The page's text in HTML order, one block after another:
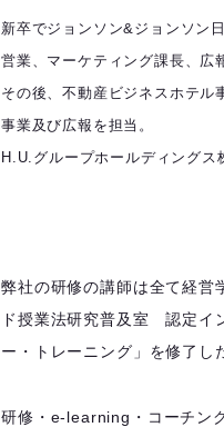
新卒でジョンソン&ジョンソン
営業、マーケティング課長、広
その後、不動産ビジネスホテル
事業及び広報を担当。
H.U.グループホールディング
弊社の研修の講師は全て経営
ド授業法研究普及室 認定イ
ー・トレーニング」を修了し
研修・e-learning・コーチン